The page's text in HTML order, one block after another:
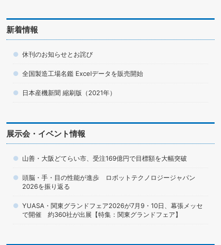
新着情報
休刊のお知らせとお詫び
全国製造工場名鑑 Excelデータを販売開始
日本産機新聞 縮刷版（2021年）
展示会・イベント情報
山善・大阪どてらい市、受注169億円で目標額を大幅突破
頭脳・手・目の性能が進歩 ロボットテクノロジージャパン
2026を振り返る
YUASA・関東グランドフェア2026が7月9・10日、幕張メッセ
で開催 約360社が出展【特集：関東グランドフェア】